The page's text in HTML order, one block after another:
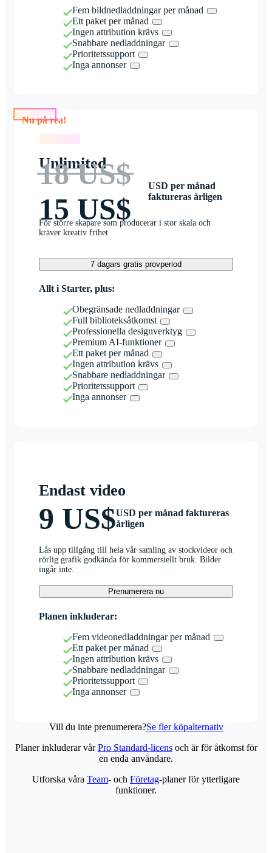
Fem bildnedladdningar per månad
Ett paket per månad
Ingen attribution krävs
Snabbare nedladdningar
Prioritetssupport
Inga annonser
Nu på rea!
Unlimited
18 US$
15 US$
USD per månad
faktureras årligen
För större skapare som producerar i stor skala och
kräver kreativ frihet
7 dagars gratis provperiod
Allt i Starter, plus:
Obegränsade nedladdningar
Full biblioteksåtkomst
Professionella designverktyg
Premium AI-funktioner
Ett paket per månad
Ingen attribution krävs
Snabbare nedladdningar
Prioritetssupport
Inga annonser
Endast video
9 US$USD per månad faktureras
årligen
Lås upp tillgång till hela vår samling av stockvideor och
rörlig grafik godkända för kommersiellt bruk. Bilder
ingår inte.
Prenumerera nu
Planen inkluderar:
Fem videonedladdningar per månad
Ett paket per månad
Ingen attribution krävs
Snabbare nedladdningar
Prioritetssupport
Inga annonser
Vill du inte prenumerera?Se fler köpalternativ
Planer inkluderar vårPro Standard-licensoch är för åtkomst för
en enda användare.
Utforska våra Team- och Företag-planer för ytterligare
funktioner.